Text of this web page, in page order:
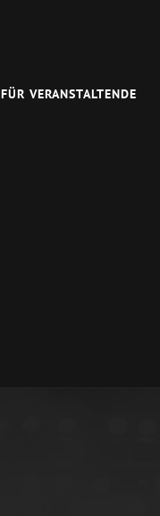
FÜR VERANSTALTENDE